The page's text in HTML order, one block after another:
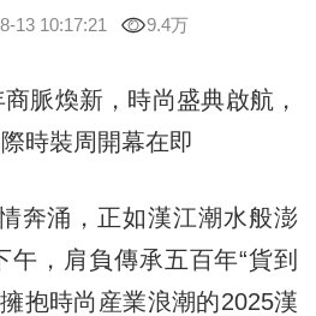
13 10:17:21 9.4万
煥新，時尚盛典啟航，
時裝周開幕在即
涌，正如漢江潮水般澎
，肩負傳承五百年“貨到
抱時尚産業浪潮的2025漢